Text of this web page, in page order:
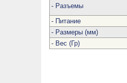
- Разъемы
- Питание
- Размеры (мм)
- Вес (Гр)